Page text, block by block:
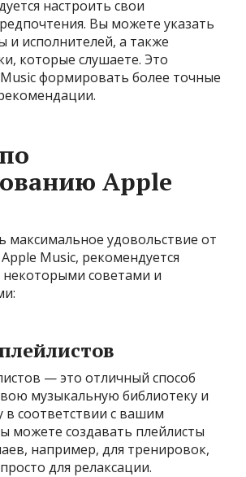
настроить свои
Вы можете указать
исполнителей, а также
которые слушаете. Это
формировать более точные
Apple
максимальное удовольствие от
Music, рекомендуется
некоторыми советами и
— это отличный способ
музыкальную библиотеку и
в соответствии с вашим
можете создавать плейлисты
например, для тренировок,
для релаксации.